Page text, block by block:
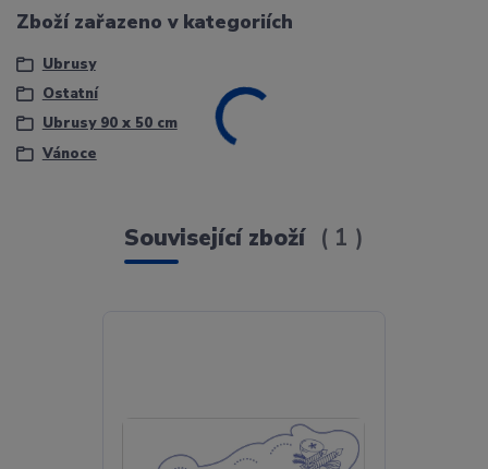
Zboží zařazeno v kategoriích
Ubrusy
Ostatní
Ubrusy 90 x 50 cm
Vánoce
Související zboží 1